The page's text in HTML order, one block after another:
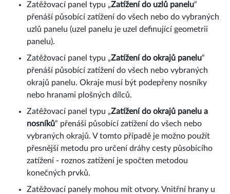
Zatěžovací panel typu „Zatížení do uzlů panelu“
přenáší působící zatížení do všech nebo do vybraných
uzlů panelu (uzel panelu je uzel definující geometrii
panelu).
Zatěžovací panel typu „Zatížení do okrajů panelu“
přenáší působící zatížení do všech nebo vybraných
okrajů panelu. Okraje musí být podepřeny nosníky
nebo hranami plošných dílců.
Zatěžovací panel typu „Zatížení do okrajů panelu a
nosníků“ přenáší působící zatížení do všech nebo
vybraných okrajů. V tomto případě je možno použít
přesnější metodu pro určení dráhy cesty působícího
zatížení - roznos zatížení je spočten metodou
konečných prvků.
Zatěžovací panely mohou mít otvory. Vnitřní hrany u